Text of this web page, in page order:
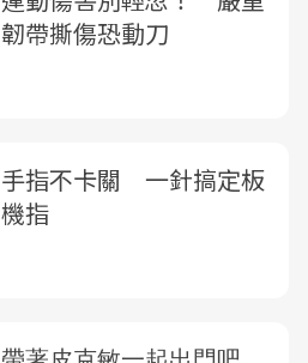
韌帶撕傷恐動刀
手指不卡關 一針搞定板
機指